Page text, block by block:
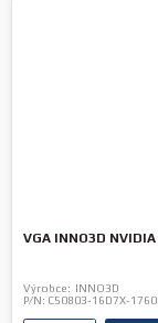
VGA INNO3D
Výrobce: INNO3D
P/N: C50803-16D7X-